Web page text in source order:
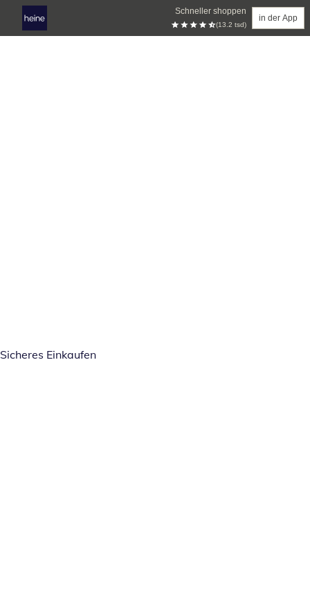
Schneller shoppen
(13.2 tsd)
in der App
Sicheres Einkaufen